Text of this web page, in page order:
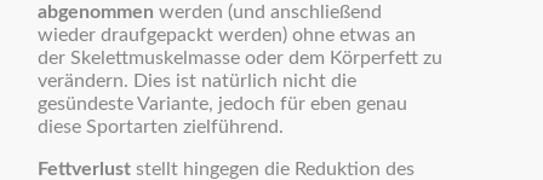
abgenommen werden (und anschließend
wieder draufgepackt werden) ohne etwas an
der Skelettmuskelmasse oder dem Körperfett zu
verändern. Dies ist natürlich nicht die
gesündeste Variante, jedoch für eben genau
diese Sportarten zielführend.
Fettverluststellt hingegen die Reduktion des